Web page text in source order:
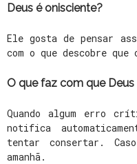
Deus é onisciente?
Ele gosta de pensar
com o que descobre
O que faz com que
Quando algum erro
notifica
tentar consertar.
amanhã.